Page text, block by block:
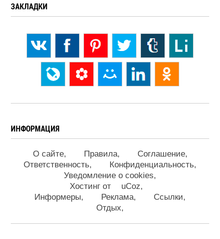
ЗАКЛАДКИ
ИНФОРМАЦИЯ
О сайте Правила
Соглашение
Ответственность
Конфиденциальность
Уведомление о cookies
Хостинг от
uCoz
Информеры
Реклама
Ссылки
Отдых